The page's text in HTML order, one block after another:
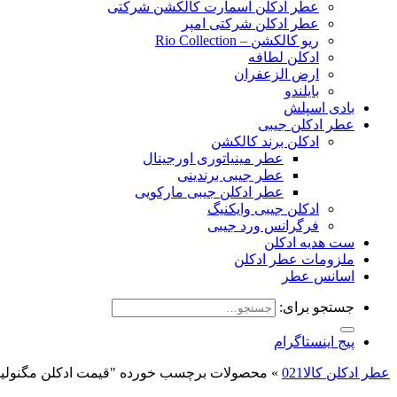
عطر ادکلن اسمارت کالکشن شرکتی
عطر ادکلن شرکتی امپر
ریو کالکشن – Rio Collection
ادکلن لطافه
ارض الزعفران
بایلندو
بادی اسپلش
عطر ادکلن جیبی
ادکلن برند کالکشن
عطر مینیاتوری اورجینال
عطر جیبی برندینی
عطر ادکلن جیبی مارکویی
ادکلن جیبی وایکنیگ
فرگرانس ورد جیبی
ست هدیه ادکلن
ملزومات عطر ادکلن
اسانس عطر
جستجو برای:
پیج اینستاگرام
عطر ادکلن کالا021 » محصولات برچسب خورده "قیمت ادکلن مگنولیا ۱۰۰